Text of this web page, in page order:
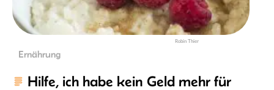
Robin Thier
Ernährung
Hilfe, ich habe kein Geld mehr für